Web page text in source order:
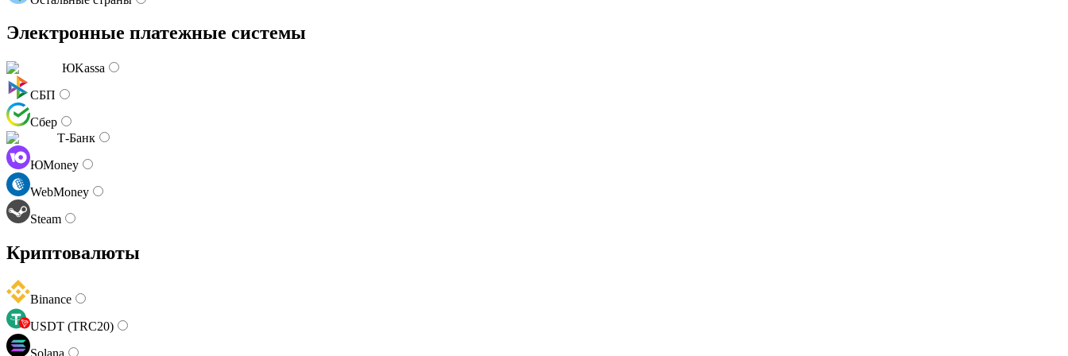
Электронные платежные системы
ЮKassa
СБП
Сбер
Т-Банк
ЮMoney
WebMoney
Steam
Криптовалюты
Binance
USDT (TRC20)